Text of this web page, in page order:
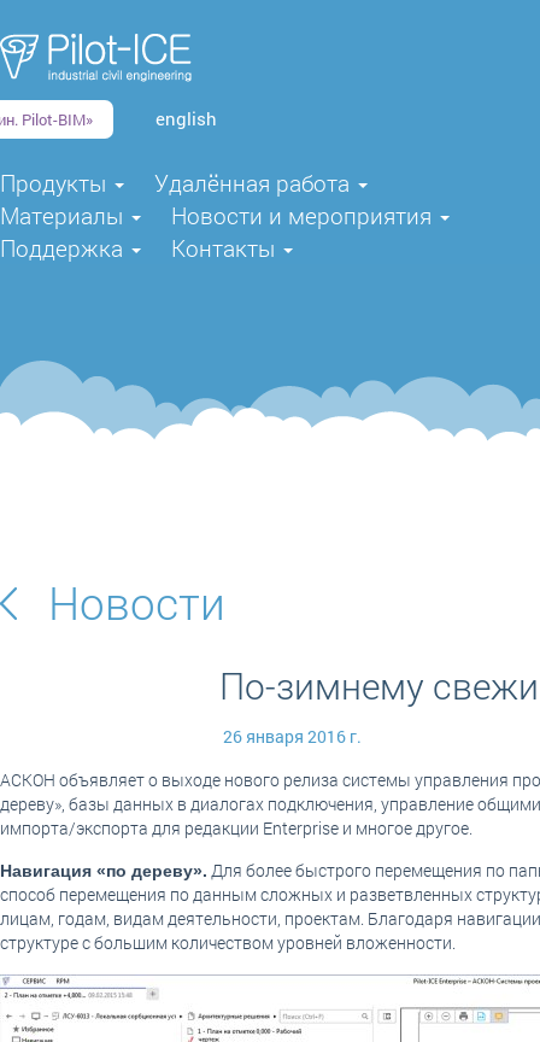
Pilot-BIM» english
Продукты
Удалённая работа
Материалы
Новости и мероприятия
Поддержка
Контакты
Новости
По-зимнему
26 января 2016 г.
АСКОН объявляет о выходе нового релиза системы управления
дереву», базы данных в диалогах подключения, управление
импорта/экспорта для редакции Enterprise и многое другое.
Навигация «по дереву». Для более быстрого перемещения по
способ перемещения по данным сложных и разветвленных
лицам, годам, видам деятельности, проектам. Благодаря
структуре с большим количеством уровней вложенности.